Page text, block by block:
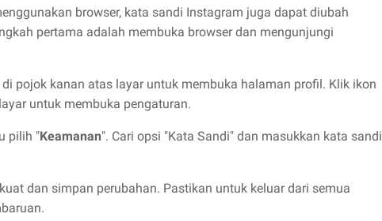
browser, kata sandi Instagram juga dapat diubah
pertama adalah membuka browser dan mengunjungi
pojok kanan atas layar untuk membuka halaman profil. Klik ikon
untuk membuka pengaturan.
pilih "Keamanan". Cari opsi "Kata Sandi" dan masukkan kata sandi
dan simpan perubahan. Pastikan untuk keluar dari semua